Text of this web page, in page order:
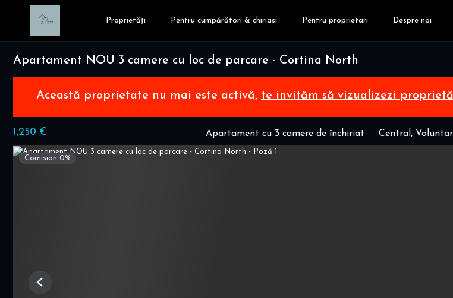
Proprietăți Pentru cumpărători & chiriasi Pentru proprietari Despre noi
Apartament NOU 3 camere cu loc de parcare - Cortina North
Această proprietate nu mai este activă, te invităm să vizualizezi
1,250 € Apartament cu 3 camere de închiriat Central,
Comision 0%
Previous